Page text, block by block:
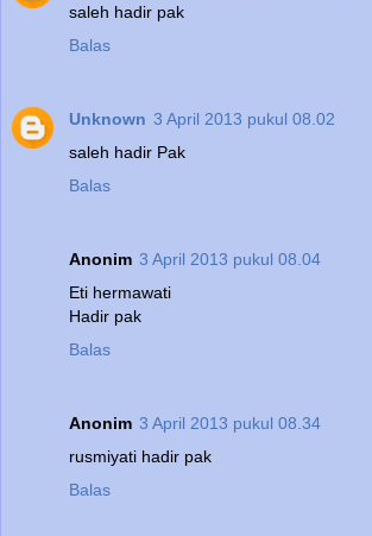
saleh hadir pak
Balas
Unknown 3 April 2013 pukul 08.02
saleh hadir Pak
Balas
Anonim 3 April 2013 pukul 08.04
Eti hermawati
Hadir pak
Balas
Anonim 3 April 2013 pukul 08.34
rusmiyati hadir pak
Balas